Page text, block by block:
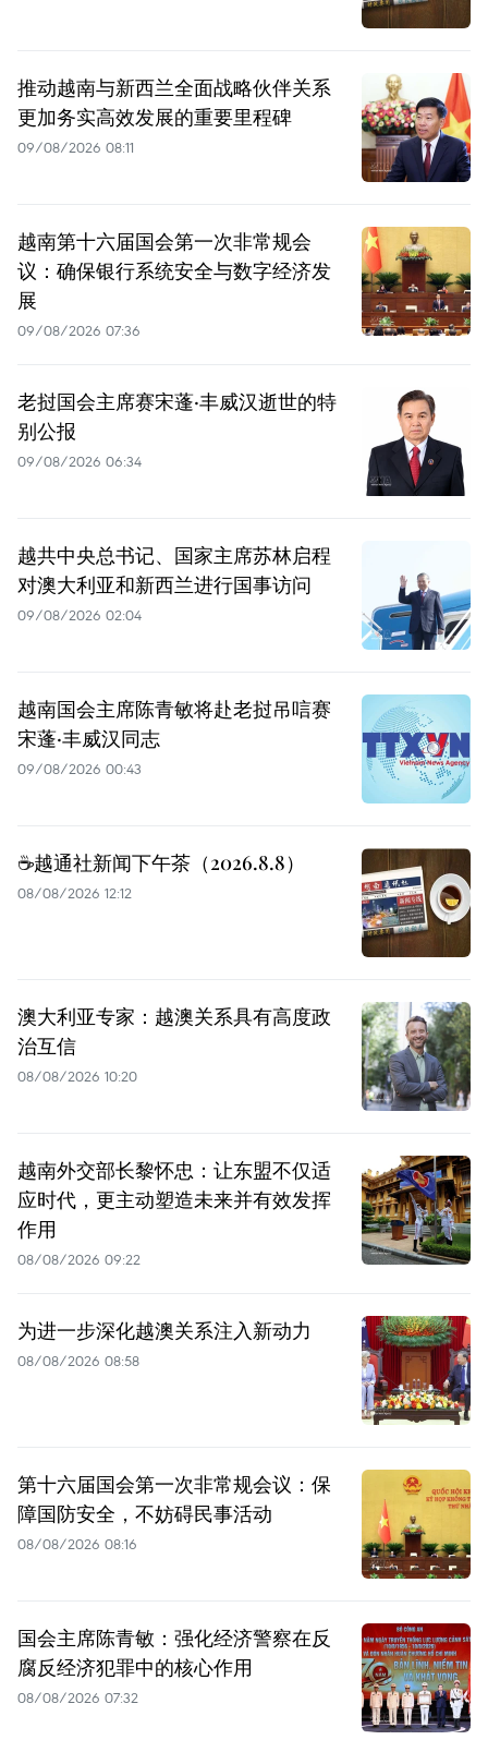
推动越南与新西兰全面战略伙伴关系
更加务实高效发展的重要里程碑
09/08/2026 08:11
越南第十六届国会第一次非常规会
议：确保银行系统安全与数字经济发
展
09/08/2026 07:36
老挝国会主席赛宋蓬·丰威汉逝世的特
别公报
09/08/2026 06:34
越共中央总书记、国家主席苏林启程
对澳大利亚和新西兰进行国事访问
09/08/2026 02:04
越南国会主席陈青敏将赴老挝吊唁赛
宋蓬·丰威汉同志
09/08/2026 00:43
☕️越通社新闻下午茶（2026.8.8）
08/08/2026 12:12
澳大利亚专家：越澳关系具有高度政
治互信
08/08/2026 10:20
越南外交部长黎怀忠：让东盟不仅适
应时代，更主动塑造未来并有效发挥
作用
08/08/2026 09:22
为进一步深化越澳关系注入新动力
08/08/2026 08:58
第十六届国会第一次非常规会议：保
障国防安全，不妨碍民事活动
08/08/2026 08:16
国会主席陈青敏：强化经济警察在反
腐反经济犯罪中的核心作用
08/08/2026 07:32